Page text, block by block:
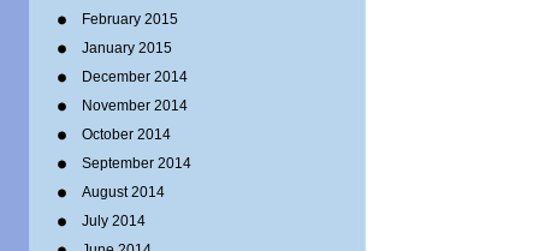
February 2015
January 2015
December 2014
November 2014
October 2014
September 2014
August 2014
July 2014